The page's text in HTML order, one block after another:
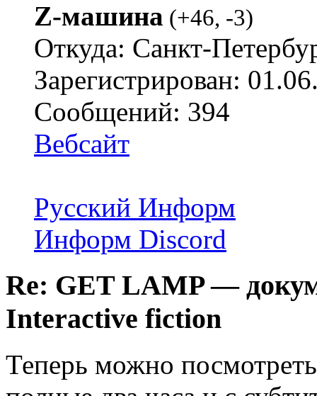
Z-машина (+46, -3)
Откуда: Санкт-
Зарегистрирован:
Сообщений: 394
Вебсайт
Русский Информ
Информ Discord
Re: GET LAMP —
Interactive fiction
Теперь можно